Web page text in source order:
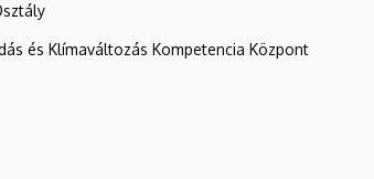
és Klímaváltozás Kompetencia Központ